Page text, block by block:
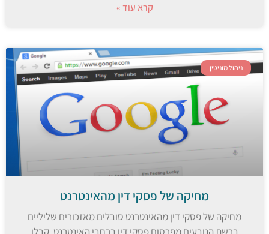
קרא עוד »
ניהול מוניטין
מחיקה של פסקי דין מהאינטרנט
מחיקה של פסקי דין מהאינטרנט סובלים מאזכורים שליליים